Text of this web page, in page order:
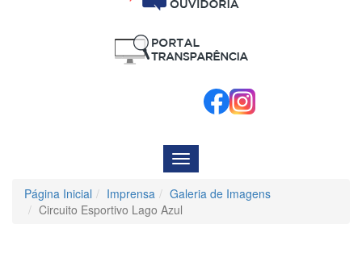
Menu
de
Navegação
Página Inicial Imprensa
Galeria de Imagens
Circuito Esportivo Lago Azul